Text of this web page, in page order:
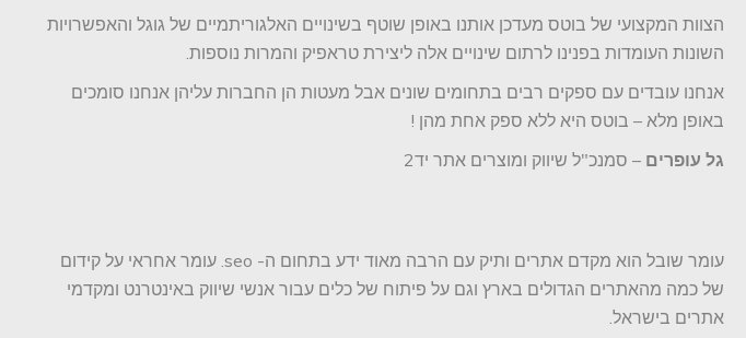
הצוות המקצועי של בוטס מעדכן אותנו באופן שוטף בשינויים האלגוריתמיים של גוגל והאפשרויות
השונות העומדות בפנינו לרתום שינויים אלה ליצירת טראפיק והמרות נוספות.
אנחנו עובדים עם ספקים רבים בתחומים שונים אבל מעטות הן החברות עליהן אנחנו סומכים
באופן מלא – בוטס היא ללא ספק אחת מהן !
גל עופרים – סמנכ"ל שיווק ומוצרים אתר יד2
עומר שובל הוא מקדם אתרים ותיק עם הרבה מאוד ידע בתחום ה- seo. עומר אחראי על קידום
של כמה מהאתרים הגדולים בארץ וגם על פיתוח של כלים עבור אנשי שיווק באינטרנט ומקדמי
אתרים בישראל.